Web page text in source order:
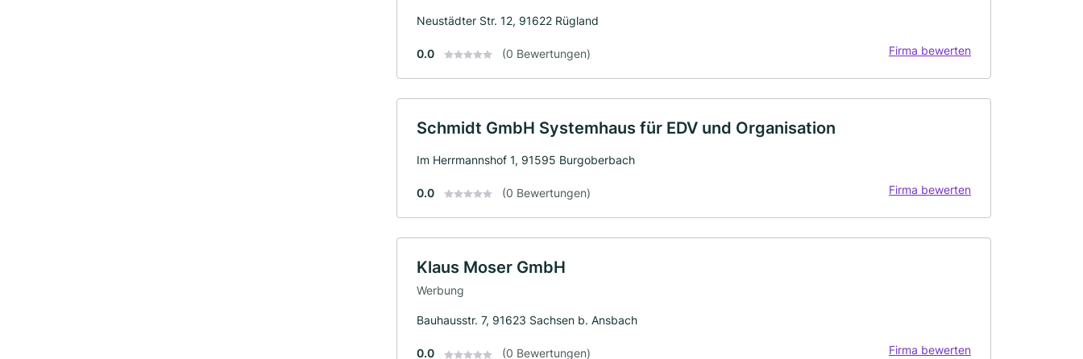
Neustädter Str. 12, 91622 Rügland
0.0 (0 Bewertungen) Firma bewerten
Schmidt GmbH Systemhaus für EDV und Organisation
Im Herrmannshof 1, 91595 Burgoberbach
0.0 (0 Bewertungen) Firma bewerten
Klaus Moser GmbH
Werbung
Bauhausstr. 7, 91623 Sachsen b. Ansbach
0.0 (0 Bewertungen) Firma bewerten